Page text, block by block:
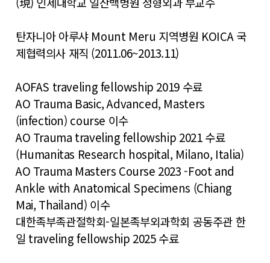
탄자니아 아루샤 Mount Meru 지역병원 KOICA 국
제협력의사 재직 (2011.06~2013.11)
AOFAS traveling fellowship 2019 수료
AO Trauma Basic, Advanced, Masters
(infection) course 이수
AO Trauma traveling fellowship 2021 수료
(Humanitas Research hospital, Milano, Italia)
AO Trauma Masters Course 2023 -Foot and
Ankle with Anatomical Specimens (Chiang
Mai, Thailand) 이수
대한족부족관절학회-일본족부외과학회 공동주관 한
일 traveling fellowship 2025 수료